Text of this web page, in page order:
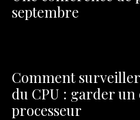
septembre
Comment
du CPU : garder
processeur